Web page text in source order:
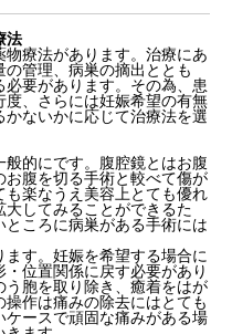
法
療法があります。治療にあ
管理、病巣の摘出ととも
要があります。その為、患
、さらには妊娠希望の有無
ないかに応じて治療法を選
的にです。腹腔鏡とはお腹
腹を切る手術と較べて傷が
楽なうえ美容上とても優れ
してみることができるた
ころに病巣がある手術には
す。妊娠を希望する場合に
位置関係に戻す必要があり
う胞を取り除き、癒着をはが
作は痛みの除去にはとても
ースで頑固な痛みがある場